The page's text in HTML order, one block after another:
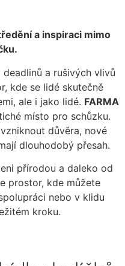
a inspiraci mimo
a rušivých vlivů
kde se lidé skutečně
ale i jako lidé. FARMA
místo pro schůzku.
důvěra, nové
dlouhodobý přesah.
přírodou a daleko od
prostor, kde můžete
nebo v klidu
kroku.